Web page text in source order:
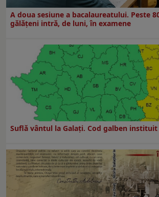
A doua sesiune a bacalaureatului. Peste
gălăţeni intră, de luni, în examene
Suflă vântul la Galaţi. Cod galben